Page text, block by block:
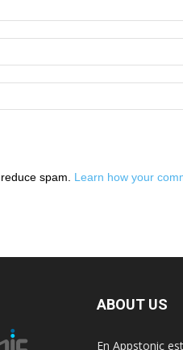
spam. Learn how your
ABOUT US
En Appstonic